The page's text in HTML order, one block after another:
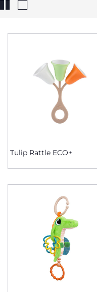
Tulip Rattle ECO+